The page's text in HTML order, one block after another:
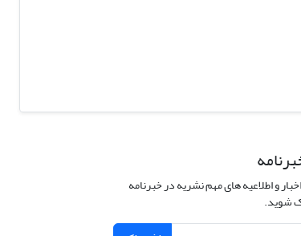
و اطلاعیه های مهم نشریه در خبرنامه
شوید.